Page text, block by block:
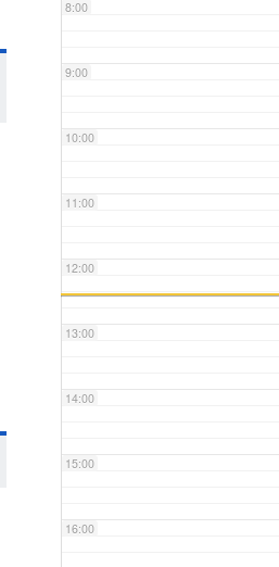
8:00
9:00
10:00
11:00
12:00
13:00
14:00
15:00
16:00